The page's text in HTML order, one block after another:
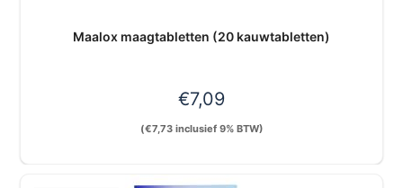
Maalox maagtabletten (20 kauwtabletten)
€7,09
(€7,73inclusief 9% BTW)